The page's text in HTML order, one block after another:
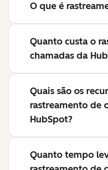
O que é
Quanto custa o
chamadas da
Quais são os
rastreamento de
HubSpot?
Quanto tempo